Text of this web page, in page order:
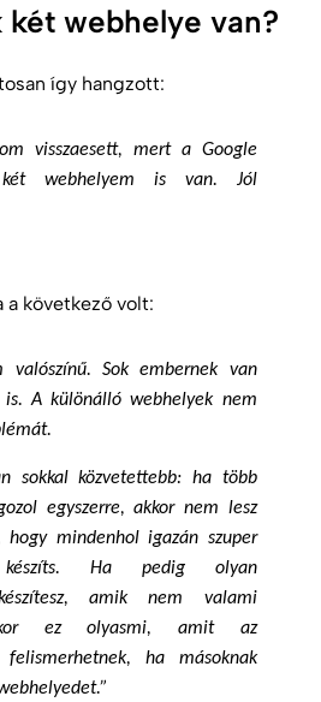
két webhelye van?
így hangzott:
visszaesett, mert a Google
webhelyem is van. Jól
a következő volt:
valószínű. Sok embernek van
A különálló webhelyek nem
sokkal közvetettebb: ha több
egyszerre, akkor nem lesz
mindenhol igazán szuper
készíts. Ha pedig olyan
amik nem valami
ez olyasmi, amit az
felismerhetnek, ha másoknak